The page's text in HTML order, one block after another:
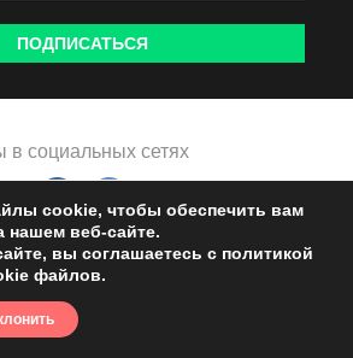
в социальных сетях
Сайт разработан
cookie, чтобы обеспечить вам
нашем веб-сайте.
вы соглашаетесь с политикой
файлов.